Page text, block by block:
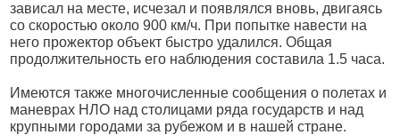
зависал на месте, исчезал и появлялся вновь, двигаясь
со скоростью около 900 км/ч. При попытке навести на
него прожектор объект быстро удалился. Общая
продолжительность его наблюдения составила 1.5 часа.
Имеются также многочисленные сообщения о полетах и
маневрах НЛО над столицами ряда государств и над
крупными городами за рубежом и в нашей стране.